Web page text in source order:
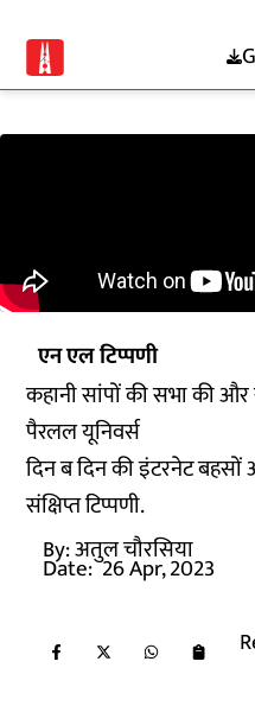
एन एल टिप्पणी
कहानी सांपों की सभा की
पैरलल यूनिवर्स
दिन ब दिन की इंटरनेट
संक्षिप्त टिप्पणी.
By:अतुल चौरसिया
Date: 26 Apr, 2023